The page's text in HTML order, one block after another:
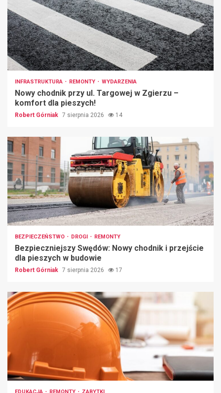
INFRASTRUKTURA REMONTY WYDARZENIA
Nowy chodnik przy ul. Targowej w Zgierzu –
komfort dla pieszych!
Robert Górniak 7 sierpnia 2026 14
BEZPIECZEŃSTWO DROGI REMONTY
Bezpieczniejszy Swędów: Nowy chodnik i przejście
dla pieszych w budowie
Robert Górniak 7 sierpnia 2026 17